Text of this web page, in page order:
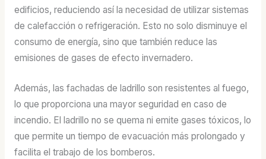
edificios, reduciendo así la necesidad de utilizar sistemas
de calefacción o refrigeración. Esto no solo disminuye el
consumo de energía, sino que también reduce las
emisiones de gases de efecto invernadero.
Además, las fachadas de ladrillo son resistentes al fuego,
lo que proporciona una mayor seguridad en caso de
incendio. El ladrillo no se quema ni emite gases tóxicos, lo
que permite un tiempo de evacuación más prolongado y
facilita el trabajo de los bomberos.